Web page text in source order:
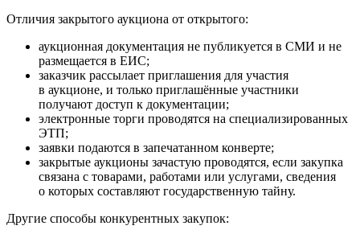
Отличия закрытого аукциона от открытого:
аукционная документация не публикуется в СМИ и не
размещается в ЕИС;
заказчик рассылает приглашения для участия
в аукционе, и только приглашённые участники
получают доступ к документации;
электронные торги проводятся на специализированных
ЭТП;
заявки подаются в запечатанном конверте;
закрытые аукционы зачастую проводятся, если закупка
связана с товарами, работами или услугами, сведения
о которых составляют государственную тайну.
Другие способы конкурентных закупок: